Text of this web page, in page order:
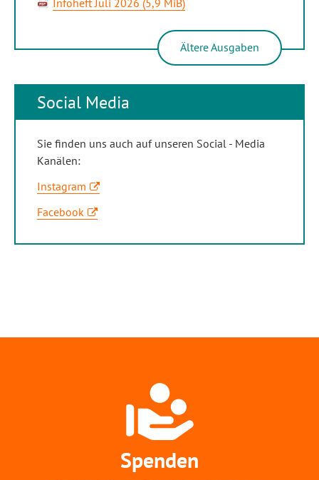
Infoheft Juli 2026 (5,9 MiB)
Ältere Ausgaben
Social Media
Sie finden uns auch auf unseren Social - Media
Kanälen:
Instagram
Facebook
Spenden